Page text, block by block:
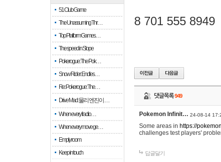
51 Club Game
The Unassuming Thr…
Top Platform Games…
The speed in Slope
Pokerogue: The Pok…
Snow Rider: Endles…
Re: Pokerogue: The…
Drive Mad: 물리 엔진이 …
When every fractio…
When every move ge…
Empty room
Keep in touch
8 701 555 8949
댓글목록949
Pokemon Infinit… 24-08-14
Some areas in https://
challenges test players'
답글달기